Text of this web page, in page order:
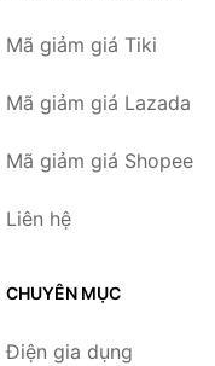
Mã giảm giá Tiki
Mã giảm giá Lazada
Mã giảm giá Shopee
Liên hệ
CHUYÊN MỤC
Điện gia dụng